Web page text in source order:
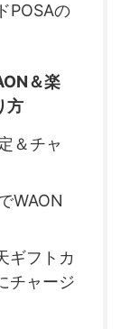
POSAの
＆楽
方
＆チャ
WAON
ギフトカ
チャージ